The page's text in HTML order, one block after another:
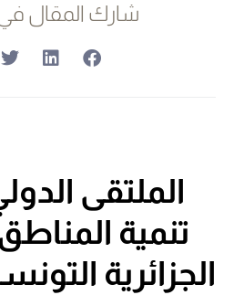
شارك المقال
تنمية
الجزائرية